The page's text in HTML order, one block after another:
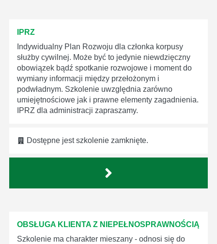
IPRZ
Indywidualny Plan Rozwoju dla członka korpusy
służby cywilnej. Może być to jedynie niewdzięczny
obowiązek bądź spotkanie rozwojowe i moment do
wymiany informacji między przełożonym i
podwładnym. Szkolenie uwzględnia zarówno
umiejętnościowe jak i prawne elementy zagadnienia.
IPRZ dla administracji zapraszamy.
Dostępne jest szkolenie zamknięte.
OBSŁUGA KLIENTA Z NIEPEŁNOSPRAWNOŚCIĄ
Szkolenie ma charakter mieszany - odnosi się do